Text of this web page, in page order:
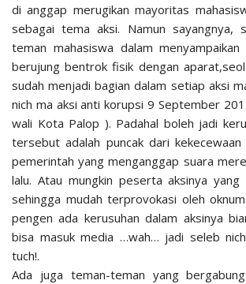
di anggap merugikan mayoritas
sebagai tema aksi. Namun sayangnya,
teman mahasiswa dalam
berujung bentrok fisik dengan
sudah menjadi bagian dalam setiap aksi
nich ma aksi anti korupsi 9 September
wali Kota Palop ). Padahal boleh jadi
tersebut adalah puncak dari
pemerintah yang menganggap suara
lalu. Atau mungkin peserta aksinya yang
sehingga mudah terprovokasi oleh
pengen ada kerusuhan dalam aksinya
bisa masuk media …wah… jadi seleb
tuch!.
Ada juga teman-teman yang